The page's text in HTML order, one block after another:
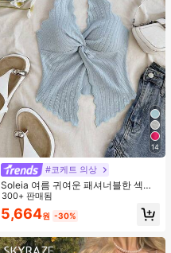
14
#코케트 의상
Soleia 여름 귀여운 패셔너블한 섹시
한 홀터 타이 트위스트 오픈 백 탑
300+ 판매됨
5,664원 -30%